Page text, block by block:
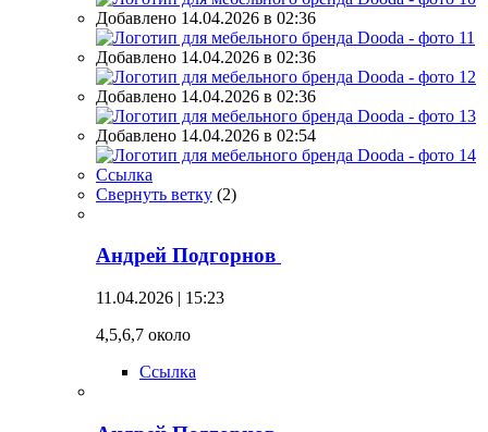
Добавлено 14.04.2026 в 02:36
Добавлено 14.04.2026 в 02:36
Добавлено 14.04.2026 в 02:36
Добавлено 14.04.2026 в 02:54
Ссылка
Свернуть ветку (2)
Андрей Подгорнов
11.04.2026 | 15:23
4,5,6,7 около
Ссылка